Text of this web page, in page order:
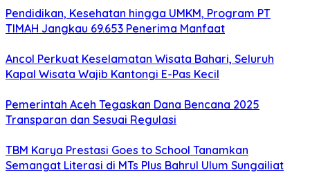
Pendidikan, Kesehatan hingga UMKM, Program PT
TIMAH Jangkau 69.653 Penerima Manfaat
Ancol Perkuat Keselamatan Wisata Bahari, Seluruh
Kapal Wisata Wajib Kantongi E-Pas Kecil
Pemerintah Aceh Tegaskan Dana Bencana 2025
Transparan dan Sesuai Regulasi
TBM Karya Prestasi Goes to School Tanamkan
Semangat Literasi di MTs Plus Bahrul Ulum Sungailiat